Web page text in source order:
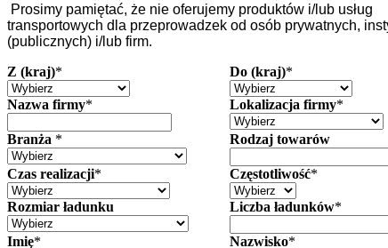
Prosimy pamiętać, że nie oferujemy produktów i/lub usług
transportowych dla przeprowadzek od osób prywatnych,
(publicznych) i/lub firm.
Z (kraj)* Do (kraj)*
Nazwa firmy* Lokalizacja firmy*
Branża * Rodzaj towarów
Czas realizacji* Częstotliwość*
Rozmiar ładunku Liczba ładunków*
Imię* Nazwisko*